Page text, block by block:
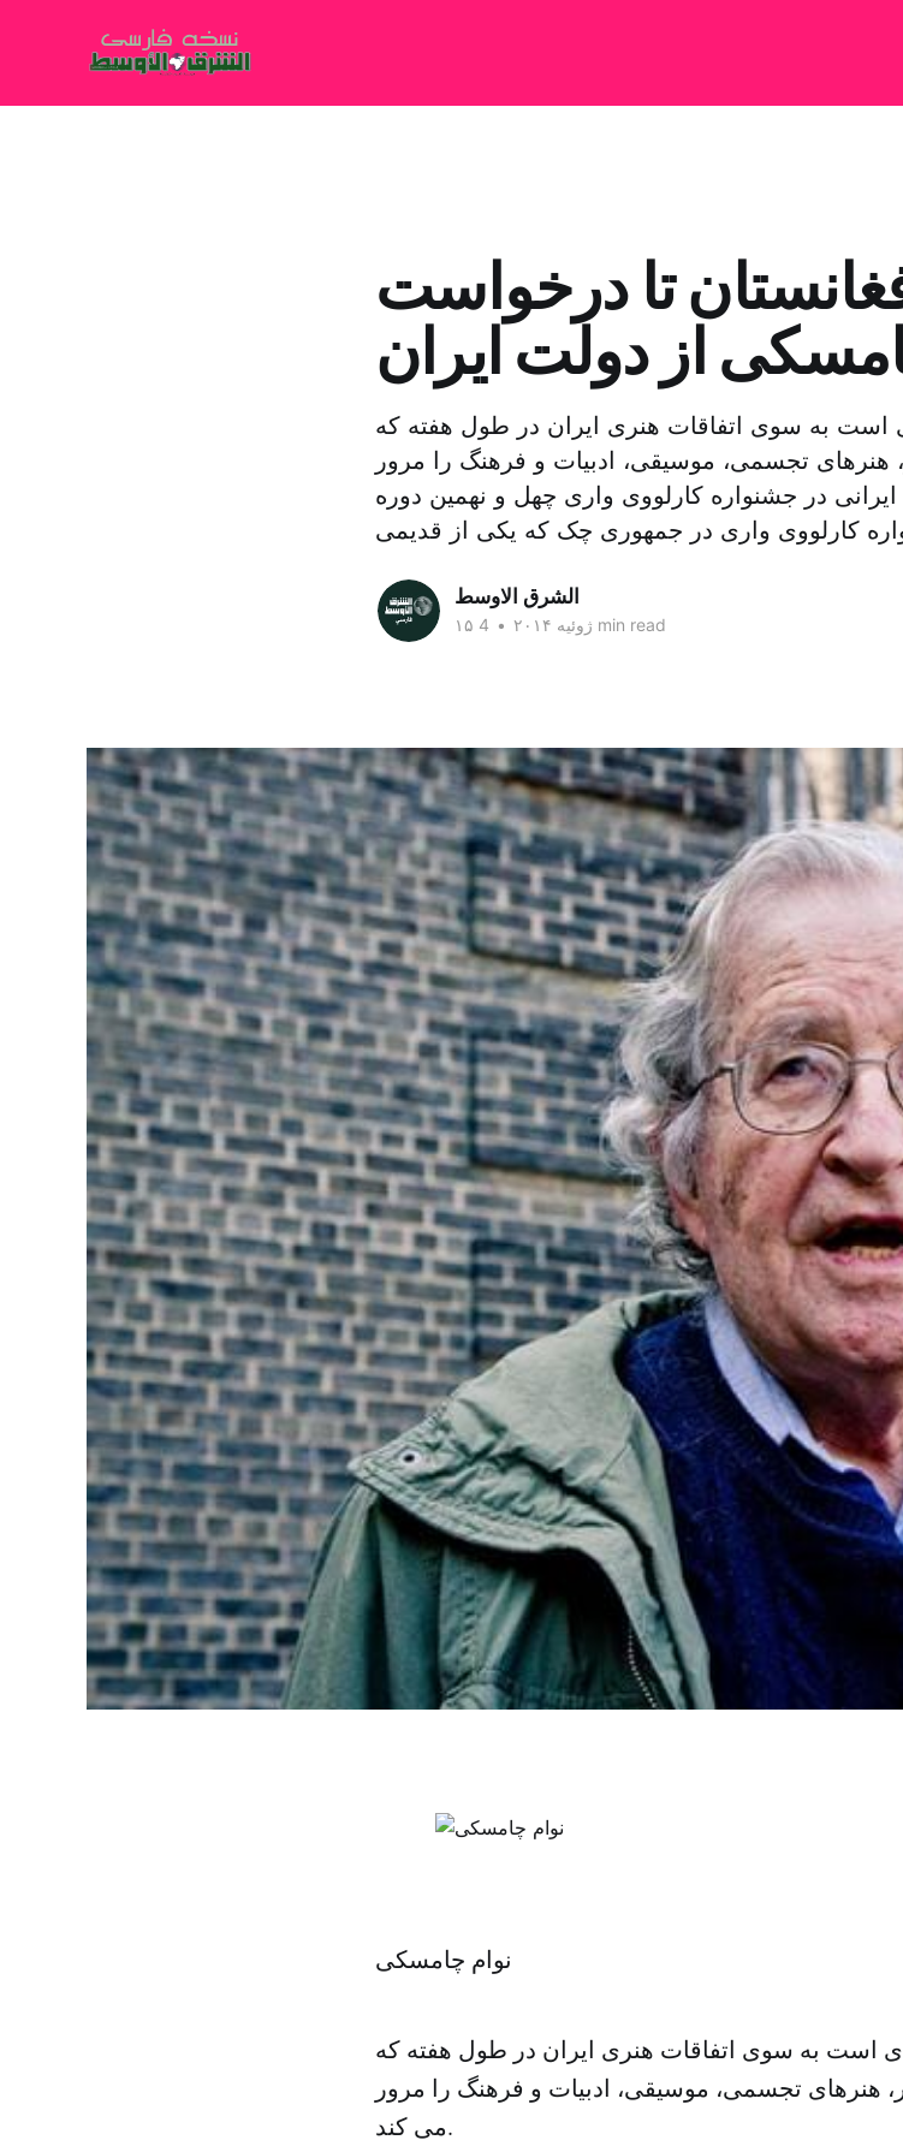
تا درخواست
از دولت ایران
است به سوی اتفاقات هنری ایران در طول هفته که
هنرهای تجسمی، موسیقی، ادبیات و فرهنگ را مرور
در جشنواره کارلووی واری چهل و نهمین دوره
الشرق الاوسط
۱۵ ژوئیه ۲۰۱۴ • 4 min read
نوام چامسکی
ای است به سوی اتفاقات هنری ایران در طول هفته که
هنرهای تجسمی، موسیقی، ادبیات و فرهنگ را مرور
می کند.